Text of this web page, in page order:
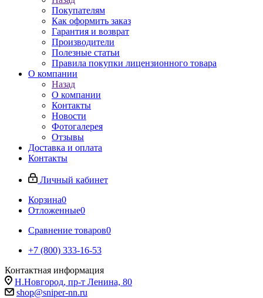
Покупателям
Как оформить заказ
Гарантия и возврат
Производители
Полезные статьи
Правила покупки лицензионного товара
О компании
Назад
О компании
Контакты
Новости
Фотогалерея
Отзывы
Доставка и оплата
Контакты
Личный кабинет
Корзина0
Отложенные0
Сравнение товаров0
+7 (800) 333-16-53
Контактная информация
Н.Новгород, пр-т Ленина, 80
shop@sniper-nn.ru